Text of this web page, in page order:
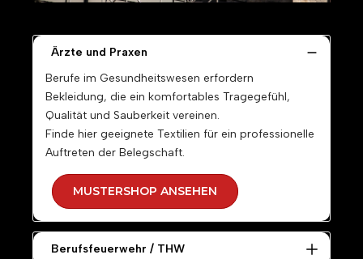
Ärzte und Praxen
Berufe im Gesundheitswesen erfordern
Bekleidung, die ein komfortables Tragegefühl,
Qualität und Sauberkeit vereinen.
Finde hier geeignete Textilien für ein professionelle
Auftreten der Belegschaft.
MUSTERSHOP ANSEHEN
Berufsfeuerwehr / THW